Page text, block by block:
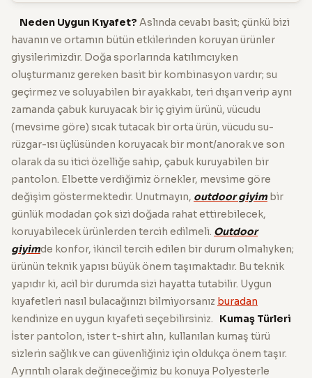
Neden Uygun Kıyafet? Aslında cevabı basit; çünkü bizi
havanın ve ortamın bütün etkilerinden koruyan ürünler
giysilerimizdir. Doğa sporlarında katılımcıyken
oluşturmanız gereken basit bir kombinasyon vardır; su
geçirmez ve soluyabilen bir ayakkabı, teri dışarı verip aynı
zamanda çabuk kuruyacak bir iç giyim ürünü, vücudu
(mevsime göre) sıcak tutacak bir orta ürün, vücudu su-
rüzgar-ısı üçlüsünden koruyacak bir mont/anorak ve son
olarak da su itici özelliğe sahip, çabuk kuruyabilen bir
pantolon. Elbette verdiğimiz örnekler, mevsime göre
değişim göstermektedir. Unutmayın, outdoor giyimbir
günlük modadan çok sizi doğada rahat ettirebilecek,
koruyabilecek ürünlerden tercih edilmeli. Outdoor
giyimde konfor, ikincil tercih edilen bir durum olmalıyken;
ürünün teknik yapısı büyük önem taşımaktadır. Bu teknik
yapıdır ki, acil bir durumda sizi hayatta tutabilir. Uygun
kıyafetleri nasıl bulacağınızı bilmiyorsanız buradan
kendinize en uygun kıyafeti seçebilirsiniz. Kumaş Türleri
İster pantolon, ister t-shirt alın, kullanılan kumaş türü
sizlerin sağlık ve can güvenliğiniz için oldukça önem taşır.
Ayrıntılı olarak değineceğimiz bu konuya Polyesterle